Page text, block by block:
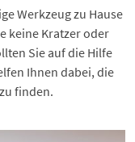
Werkzeug zu Hause
keine Kratzer oder
Sie auf die Hilfe
Ihnen dabei, die
finden.